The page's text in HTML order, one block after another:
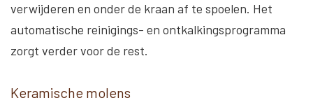
verwijderen en onder de kraan af te spoelen. Het
automatische reinigings- en ontkalkingsprogramma
zorgt verder voor de rest.
Keramische molens